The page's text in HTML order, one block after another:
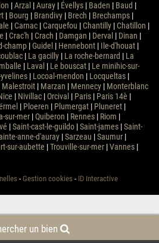
un bien
Arzal| Auray| Évellys| Baden Baud
| Bourg Brandivy| Brech Brechamps|
Carnac| Carquefou Chantilly| Chatillon
Crac'h Crach Damgan Derval| Dinan
champ| Guidel| Hennebont| Ile-d'houat|
| La gacilly| La roche-bernard
La
Laval| Le bouscat| Le minihic-sur-
| Locoal-mendon Locqueltas|
Malestroit| Marzan Mennecy| Monterblanc
Nivillac| Orcival| Paris| Paris 14è
| Ploeren Plumergat| Pluneret|
sur-mer| Quiberon Rennes| Riom
Saint-cast-le-guildo| Saint-james| Saint-
anne-d'auray| Sarzeau Saumur|
sur-aubette Trouville-sur-mer| Vannes|
- Gestion cookies - ID Interactive